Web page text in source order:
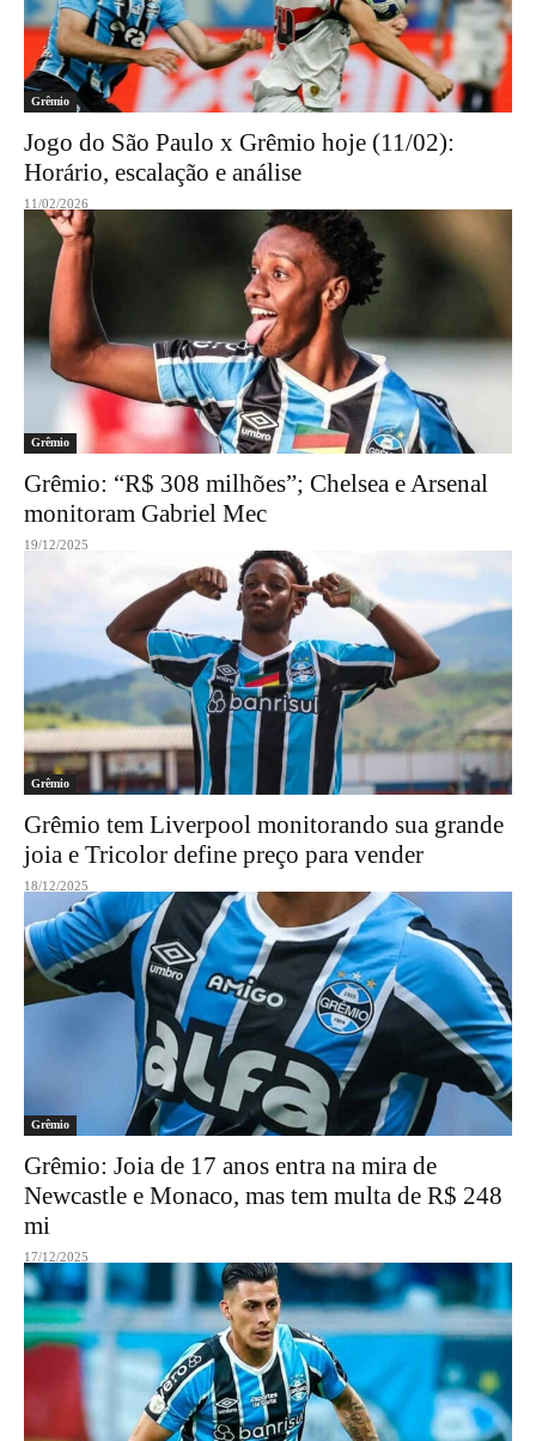
Grêmio
Jogo do São Paulo x Grêmio hoje (11/02):
Horário, escalação e análise
11/02/2026
Grêmio
Grêmio: “R$ 308 milhões”; Chelsea e Arsenal
monitoram Gabriel Mec
19/12/2025
Grêmio
Grêmio tem Liverpool monitorando sua grande
joia e Tricolor define preço para vender
18/12/2025
Grêmio
Grêmio: Joia de 17 anos entra na mira de
Newcastle e Monaco, mas tem multa de R$ 248
mi
17/12/2025